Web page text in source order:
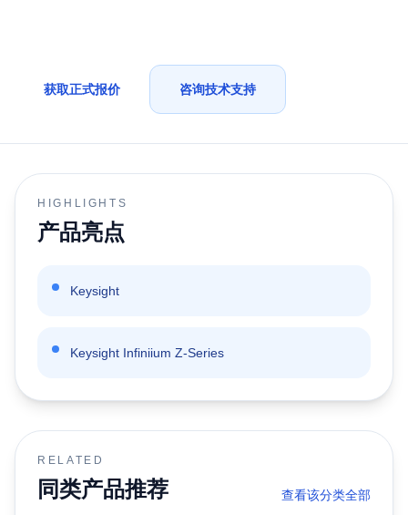
获取正式报价 咨询技术支持
HIGHLIGHTS
产品亮点
Keysight
Keysight Infiniium Z-Series
RELATED
同类产品推荐 查看该分类全部